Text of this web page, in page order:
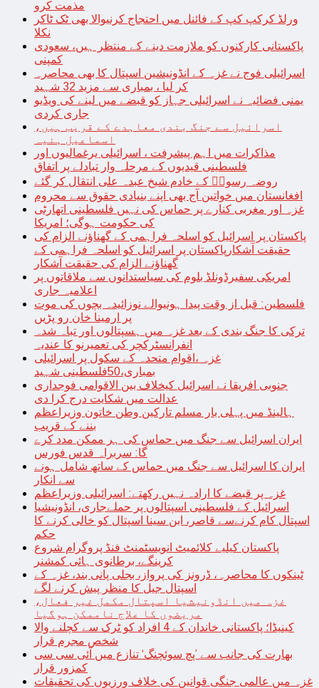
مذمت کرو
ورلڈ کرکپ کپ کے فائنل میں احتجاج کرنیوالا بھی ٹک ٹاکر
نکلا
پاکستانی کارکنوں کو ملازمت دینے کے منتظر ہیں، سعودی
کمپنی
اسرائیلی فوج نے غزہ کے انڈونیشین اسپتال کا بھی محاصرہ
کر لیا ، بمباری سے مزید 32 شہید
یمنی فضائیہ نے اسرائیلی جہاز کو قبضے میں لینے کی ویڈیو
جاری کردی
اسرائیل سے جنگ بندی معاہدے کے قریب ہیں،
اسماعیل ہنیہ
مذاکرات میں اہم پیشرفت ، اسرائیلی یرغمالیوں اور
فلسطینی قیدیوں کے مرحلہ وار تبادلے پر اتفاق
روضہ رسولؐ کے خادم شیخ عبدہ علی انتقال کر گئے
افغانستان میں خواتین آج بھی اپنے بنیادی حقوق سے محروم
غزہ اور مغربی کنارے پر حماس کی نہیں فلسطینی اتھارٹی
کی حکومت ہوگی؛ امریکا
پاکستان پر اسرائیل کو اسلحہ فراہمی کے گھناؤنے الزام کی
حقیقت آشکارپاکستان پر اسرائیل کو اسلحہ فراہمی کے
گھناؤنے الزام کی حقیقت آشکار
امریکی سفیرڈونلڈ بلوم کی سیاستدانوں سے ملاقاتوں پر
اعلامیہ جاری
فلسطین: قبل از وقت پیدا ہونیوالے نوزائیدہ بچوں کی موت
پر ارمینا خان رو پڑیں
ترکی کا جنگ بندی کے بعد غزہ میں ہسپتالوں اور تباہ شدہ
انفرانسٹرکچر کی تعمیرنو کا عندیہ
غزہ ،اقوام متحدہ کے سکول پر اسرائیلی
بمباری،50فلسطینی شہید
جنوبی افریقا نے اسرائیل کیخلاف بین الاقوامی فوجداری
عدالت میں شکایت درج کرا دی
ہالینڈ میں پہلی بار مسلم تارکین وطن خاتون وزیراعظم
بننے کے قریب
ایران اسرائیل سے جنگ میں حماس کی ہر ممکن مدد کرے
گا: سربراہ قدس فورس
ایران کا اسرائیل سے جنگ میں حماس کے ساتھ شامل ہونے
سے انکار
غزہ پر قبضے کا ارادہ نہیں رکھتے: اسرائیلی وزیراعظم
اسرائیل کے فلسطینی اسپتالوں پر حملےجاری، انڈونیشیا
اسپتال کام کرنےسے قاصر، ابن سینا اسپتال کو خالی کرنے کا
حکم
پاکستان کیلیے کلائمیٹ انویسٹمنٹ فنڈ پروگرام شروع
کرینگے، برطانوی ہائی کمشنر
ٹینکوں کا محاصرہ، ڈرونز کی پرواز، بجلی پانی بند، غزہ کے
اسپتال جیل کا منظر پیش کرنے لگے
غزہ میں انڈونیشیا اسپتال مکمل غیر فعال،
مریضوں کا علاج ناممکن ہوگیا
کینیڈا؛ پاکستانی خاندان کے 4 افراد کو ٹرک سے کچلنے والا
شخص مجرم قرار
بھارت کی جانب سے ’پچ سوئچنگ‘ تنازع میں آئی سی سی
کمزور قرار
غزہ میں عالمی جنگی قوانین کی خلاف ورزیوں کی تحقیقات